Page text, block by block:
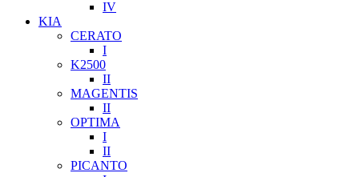
IV
KIA
CERATO
I
K2500
II
MAGENTIS
II
OPTIMA
I
II
PICANTO